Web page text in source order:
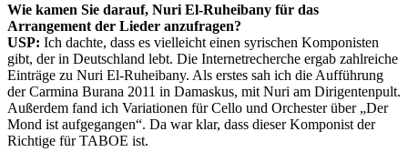
Wie kamen Sie darauf, Nuri El-Ruheibany für das
Arrangement der Lieder anzufragen?
USP: Ich dachte, dass es vielleicht einen syrischen Komponisten
gibt, der in Deutschland lebt. Die Internetrecherche ergab zahlreiche
Einträge zu Nuri El-Ruheibany. Als erstes sah ich die Aufführung
der Carmina Burana 2011 in Damaskus, mit Nuri am Dirigentenpult.
Außerdem fand ich Variationen für Cello und Orchester über „Der
Mond ist aufgegangen“. Da war klar, dass dieser Komponist der
Richtige für TABOE ist.